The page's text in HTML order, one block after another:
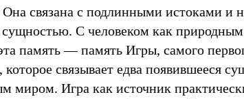
Она связана с подлинными истоками и
С человеком как
память — память Игры, самого
связывает едва появившееся
миром. Игра как источник